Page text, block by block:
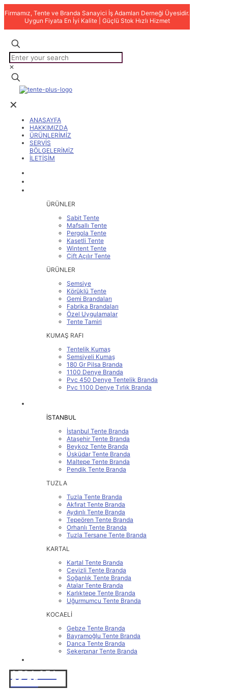
Firmamız, Tente ve Branda Sanayici İş Adamları Derneği Üyesidir.
Uygun Fiyata En İyi Kalite | Güçlü Stok Hızlı Hizmet
✕
✕
ANASAYFA
HAKKIMIZDA
ÜRÜNLERİMİZ
SERVİS
BÖLGELERİMİZ
İLETİŞİM
ÜRÜNLER
Sabit Tente
Mafsallı Tente
Pergola Tente
Kasetli Tente
Wintent Tente
Çift Açılır Tente
ÜRÜNLER
Şemsiye
Körüklü Tente
Gemi Brandaları
Fabrika Brandaları
Özel Uygulamalar
Tente Tamiri
KUMAŞ RAFI
Tentelik Kumaş
Şemsiyeli Kumaş
180 Gr Pilsa Branda
1100 Denye Branda
Pvc 450 Denye Tentelik Branda
Pvc 1100 Denye Tırlık Branda
İSTANBUL
İstanbul Tente Branda
Ataşehir Tente Branda
Beykoz Tente Branda
Üsküdar Tente Branda
Maltepe Tente Branda
Pendik Tente Branda
TUZLA
Tuzla Tente Branda
Akfırat Tente Branda
Aydınlı Tente Branda
Tepeören Tente Branda
Orhanlı Tente Branda
Tuzla Tersane Tente Branda
KARTAL
Kartal Tente Branda
Cevizli Tente Branda
Soğanlık Tente Branda
Atalar Tente Branda
Karlıktepe Tente Branda
Uğurmumcu Tente Branda
KOCAELİ
Gebze Tente Branda
Bayramoğlu Tente Branda
Darıca Tente Branda
Şekerpınar Tente Branda
İLETİŞİM
0531 251
86 25